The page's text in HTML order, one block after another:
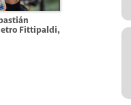
Fittipaldi,